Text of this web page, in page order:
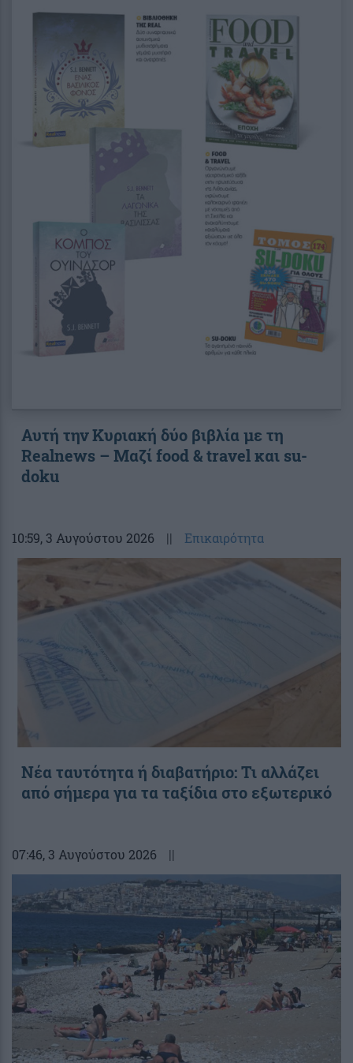
Αυτή την Κυριακή δύο βιβλία με τη
Realnews – Μαζί food & travel και su-
doku
10:59, 3 Αυγούστου 2026 || Επικαιρότητα
Νέα ταυτότητα ή διαβατήριο: Τι αλλάζει
από σήμερα για τα ταξίδια στο εξωτερικό
07:46, 3 Αυγούστου 2026 ||